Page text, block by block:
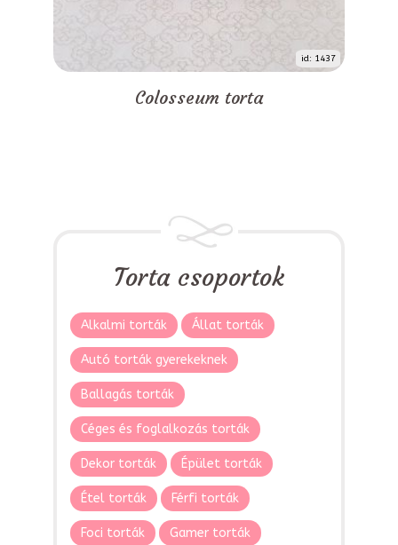
id: 1437
Colosseum torta
Torta csoportok
Alkalmi torták Állat torták
Autó torták gyerekeknek
Ballagás torták
Céges és foglalkozás torták
Dekor torták Épület torták
Étel torták Férfi torták
Foci torták Gamer torták